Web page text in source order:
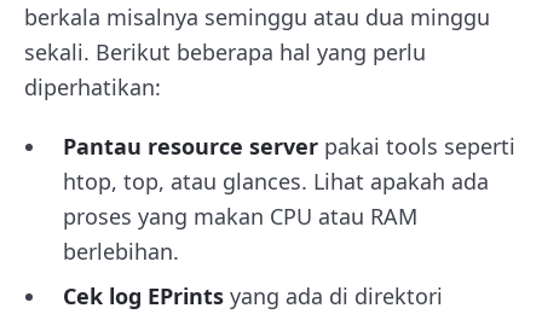
berkala misalnya seminggu atau dua minggu
sekali. Berikut beberapa hal yang perlu
diperhatikan:
Pantau resource server pakai tools seperti
htop, top, atau glances. Lihat apakah ada
proses yang makan CPU atau RAM
berlebihan.
Cek log EPrints yang ada di direktori